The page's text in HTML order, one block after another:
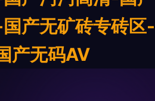
产无矿砖专砖区-
产无码AV